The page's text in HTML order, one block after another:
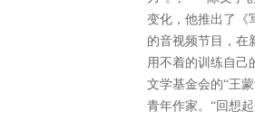
变化，他推出了《
的音视频节目，在
用不着的训练自
文学基金会的“王
青年作家。“回想